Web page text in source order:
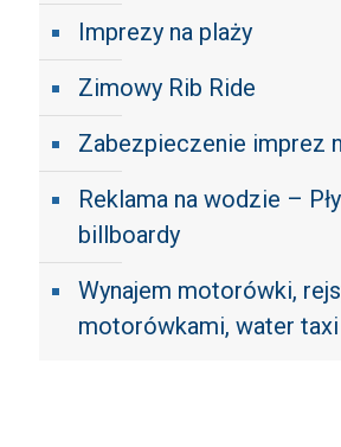
Imprezy na plaży
Zimowy Rib Ride
Zabezpieczenie imprez
Reklama na wodzie –
billboardy
Wynajem motorówki,
motorówkami, water taxi